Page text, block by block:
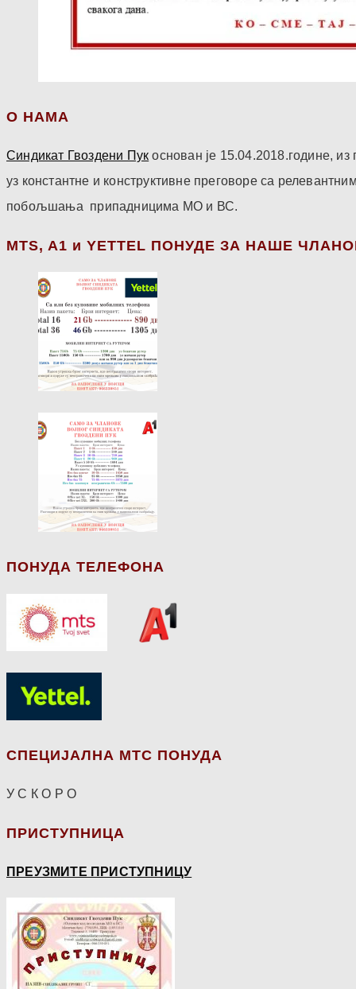
О НАМА
Синдикат Гвоздени Пук основан је 15.04.2018.године,
уз константне и конструктивне преговоре са
побољшања припадницима МО и ВС.
МТS, A1 и YETTEL ПОНУДЕ ЗА НАШЕ
ПОНУДА ТЕЛЕФОНА
СПЕЦИЈАЛНА МТС ПОНУДА
У С К О Р О
ПРИСТУПНИЦА
ПРЕУЗМИТЕ ПРИСТУПНИЦУ